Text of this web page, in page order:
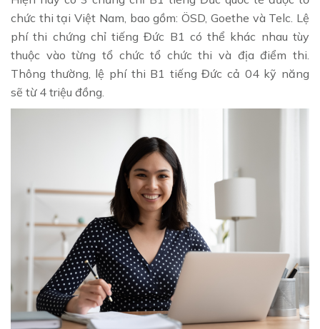
chức thi tại Việt Nam, bao gồm: ÖSD, Goethe và Telc. Lệ
phí thi chứng chỉ tiếng Đức B1 có thể khác nhau tùy
thuộc vào từng tổ chức tổ chức thi và địa điểm thi.
Thông thường, lệ phí thi B1 tiếng Đức cả 04 kỹ năng
sẽ từ 4 triệu đồng.